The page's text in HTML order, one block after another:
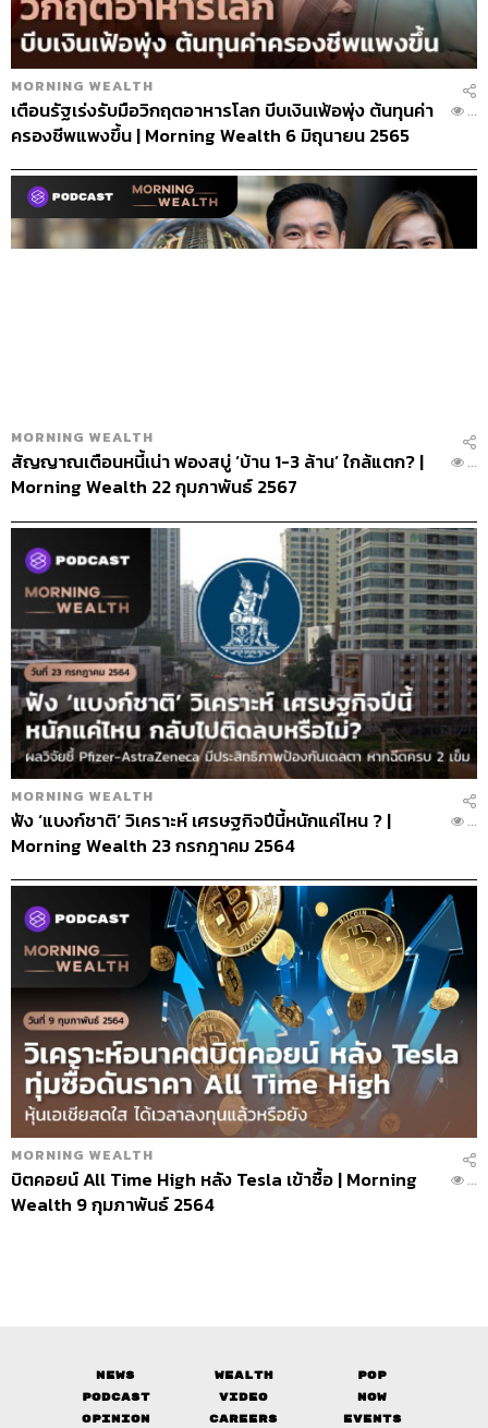
MORNING WEALTH
เตือนรัฐเร่งรับมือวิกฤตอาหารโลก บีบเงินเฟ้อพุ่ง ต้นทุนค่า
ครองชีพแพงขึ้น | Morning Wealth 6 มิถุนายน 2565
...
MORNING WEALTH
สัญญาณเตือนหนี้เน่า ฟองสบู่ ‘บ้าน 1-3 ล้าน’ ใกล้แตก? |
Morning Wealth 22 กุมภาพันธ์ 2567
...
MORNING WEALTH
ฟัง ‘แบงก์ชาติ’ วิเคราะห์ เศรษฐกิจปีนี้หนักแค่ไหน ? |
Morning Wealth 23 กรกฎาคม 2564
...
MORNING WEALTH
บิตคอยน์ All Time High หลัง Tesla เข้าซื้อ | Morning
Wealth 9 กุมภาพันธ์ 2564
...
News Wealth
Pop
Podcast
Video
Now
Opinion
Careers Events